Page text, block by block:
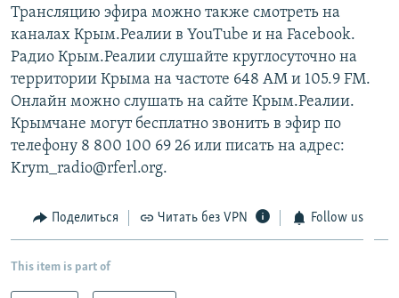
Трансляцию эфира можно также смотреть на
каналах Крым.Реалии в YouTube и на Facebook.
Радио Крым.Реалии слушайте круглосуточно на
территории Крыма на частоте 648 АМ и 105.9 FМ.
Онлайн можно слушать на сайте Крым.Реалии.
Крымчане могут бесплатно звонить в эфир по
телефону 8 800 100 69 26 или писать на адрес:
Krym_radio@rferl.org.
Поделиться Читать без VPN Follow us
This item is part of